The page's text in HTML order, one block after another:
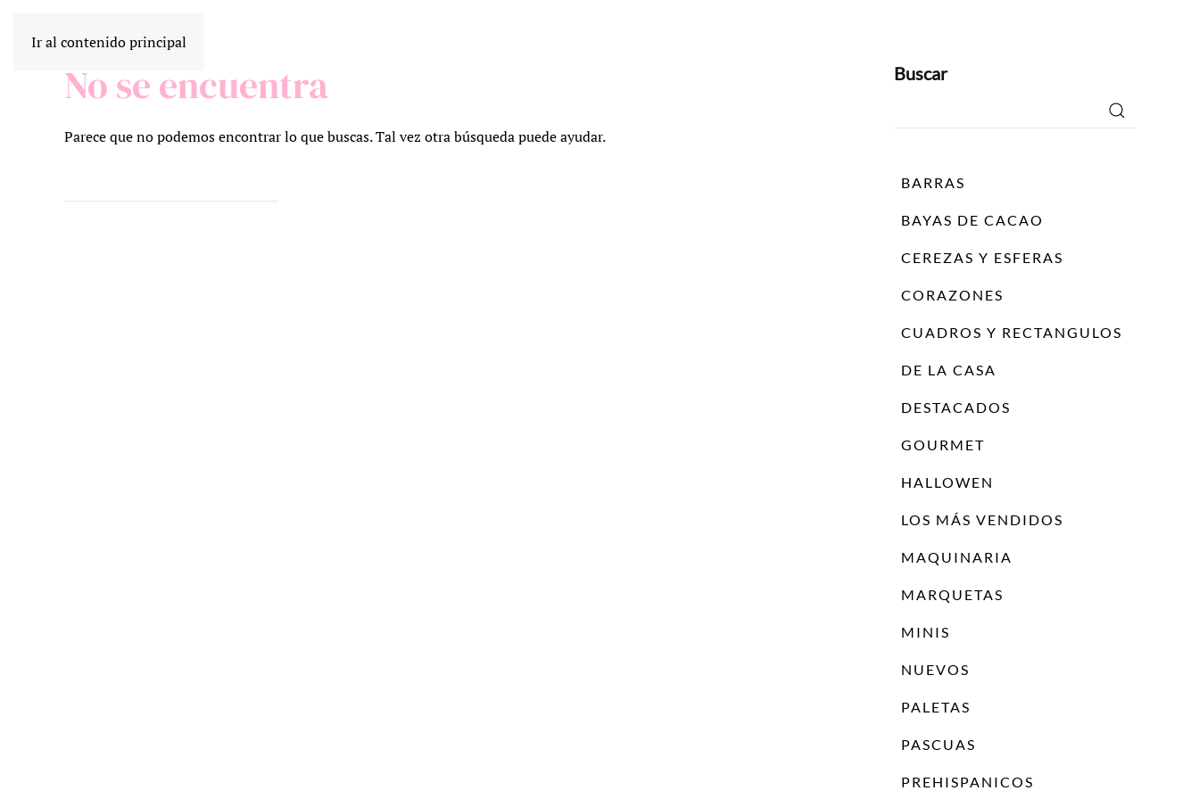
Ir al contenido principal
No se encuentra
Parece que no podemos encontrar lo que buscas. Tal vez otra búsqueda puede ayudar.
Buscar
por:
BARRAS
BAYAS DE CACAO
CEREZAS Y ESFERAS
CORAZONES
CUADROS Y RECTANGULOS
DE LA CASA
DESTACADOS
GOURMET
HALLOWEN
LOS MÁS VENDIDOS
MAQUINARIA
MARQUETAS
MINIS
NUEVOS
PALETAS
PASCUAS
PREHISPANICOS